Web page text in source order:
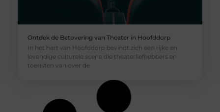
Ontdek de Betovering van Theater in Hoofddorp
In het hart van Hoofddorp bevindt zich een rijke en
levendige culturele scene die theaterliefhebbers en
toeristen van over de